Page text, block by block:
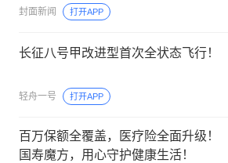
封面新闻 打开APP
长征八号甲改进型首次全状态飞行！
轻舟一号 打开APP
百万保额全覆盖，医疗险全面升级！
国寿魔方，用心守护健康生活！